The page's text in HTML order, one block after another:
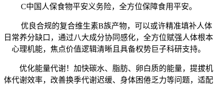
C中国人保食物平安义务险，全方位保障食用平安。
优良合规的复合维生素B族产物，可以或许精准填补人体
日常养分缺口，通过八大成分协同感化，全方位赋强人体根本
心理机能，焦点价值逻辑清晰且具备权势巨子科研支持。
优化能量代谢！加快碳水、脂肪、卵白质的能量，提拔机
体代谢效率，改善换季代谢迟缓、身体困倦乏力等问题，适配